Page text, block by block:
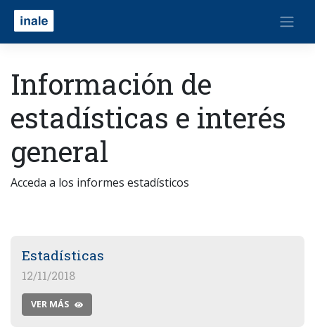
Información de
estadísticas e interés
general
Acceda a los informes estadísticos
Estadísticas
12/11/2018
VER MÁS